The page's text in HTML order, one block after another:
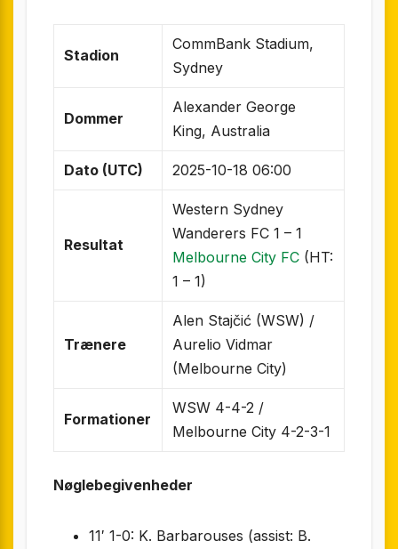
Stadion
CommBank Stadium,
Sydney
Dommer
Alexander George
King, Australia
Dato (UTC) 2025-10-18 06:00
Resultat
Western Sydney
Wanderers FC 1 – 1
Melbourne City FC (HT:
1 – 1)
Trænere
Alen Stajčić (WSW) /
Aurelio Vidmar
(Melbourne City)
Formationer
WSW 4-4-2 /
Melbourne City 4-2-3-1
Nøglebegivenheder
11′ 1-0: K. Barbarouses (assist: B.